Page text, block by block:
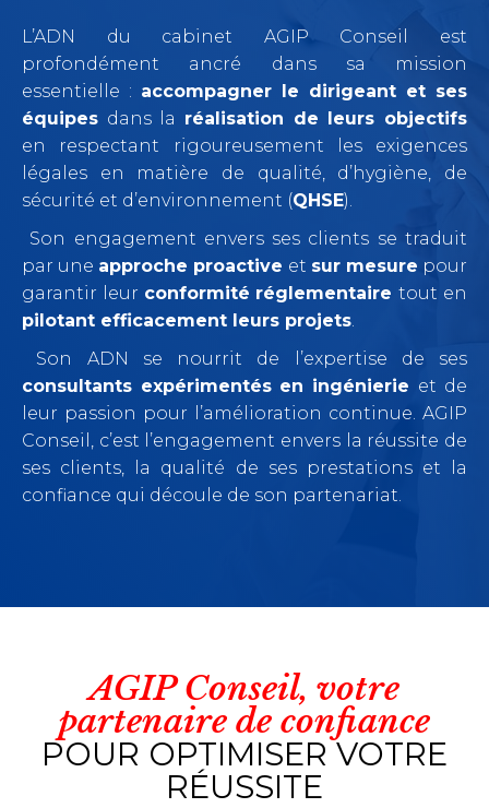
L’ADN du cabinet AGIP Conseil est
profondément ancré dans sa mission
essentielle : accompagner le dirigeant et ses
équipes dans la réalisation de leurs objectifs
en respectant rigoureusement les exigences
légales en matière de qualité, d’hygiène, de
sécurité et d’environnement (QHSE).
Son engagement envers ses clients se traduit
par une approche proactive et sur mesure pour
garantir leur conformité réglementairetout en
pilotant efficacement leurs projets.
Son ADN se nourrit de l’expertise de ses
consultants expérimentés en ingénierie et de
leur passion pour l’amélioration continue. AGIP
Conseil, c’est l’engagement envers la réussite de
ses clients, la qualité de ses prestations et la
confiance qui découle de son partenariat.
AGIP Conseil, votre
partenaire de confiance
POUR OPTIMISER VOTRE
RÉUSSITE​